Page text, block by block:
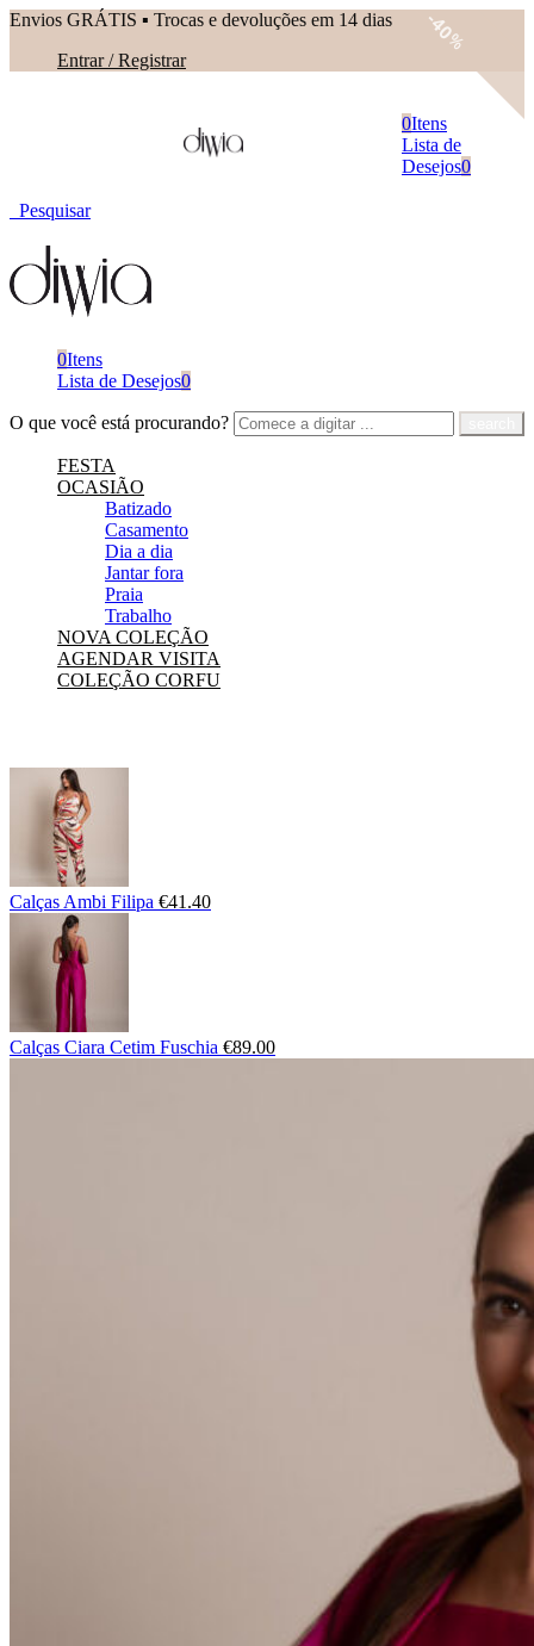
Envios GRÁTIS ▪︎ Trocas e devoluções em 14 dias
Entrar / Registrar
0Itens
Lista de
Desejos0
Pesquisar
0Itens
Lista de Desejos0
O que você está procurando?
FESTA
OCASIÃO
Batizado
Casamento
Dia a dia
Jantar fora
Praia
Trabalho
NOVA COLEÇÃO
AGENDAR VISITA
COLEÇÃO CORFU
%
40
Calças Ambi Filipa €41.40
Calças Ciara Cetim Fuschia €89.00